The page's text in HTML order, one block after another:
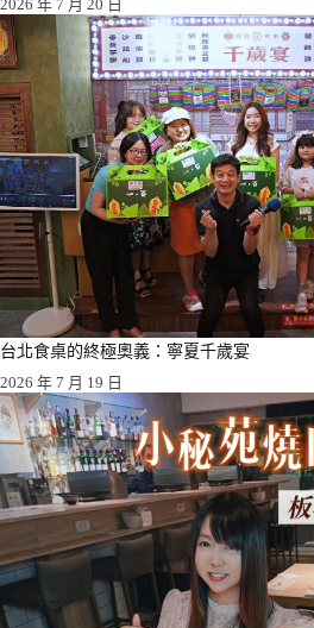
2026 年 7 月 20 日
台北食桌的終極奧義：寧夏千歲宴
2026 年 7 月 19 日